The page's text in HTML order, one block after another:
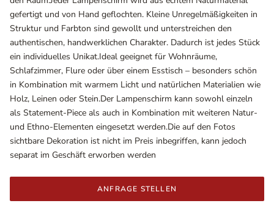
gefertigt und von Hand geflochten. Kleine Unregelmäßigkeiten in
Struktur und Farbton sind gewollt und unterstreichen den
authentischen, handwerklichen Charakter. Dadurch ist jedes Stück
ein individuelles Unikat.Ideal geeignet für Wohnräume,
Schlafzimmer, Flure oder über einem Esstisch – besonders schön
in Kombination mit warmem Licht und natürlichen Materialien wie
Holz, Leinen oder Stein.Der Lampenschirm kann sowohl einzeln
als Statement-Piece als auch in Kombination mit weiteren Natur-
und Ethno-Elementen eingesetzt werden.Die auf den Fotos
sichtbare Dekoration ist nicht im Preis inbegriffen, kann jedoch
separat im Geschäft erworben werden
ANFRAGE STELLEN
Ausstellungsräume
Wiener Straße – Werkstraße 111
2700 Wiener Neustadt
In WinStage